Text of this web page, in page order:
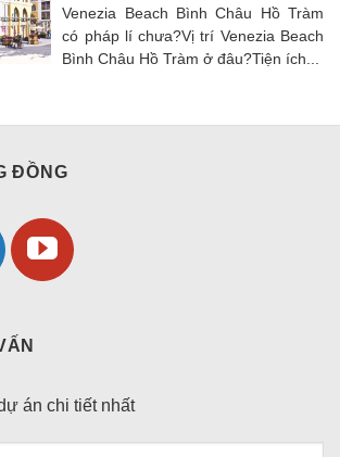
Venezia Beach Bình Châu Hồ Tràm
có pháp lí chưa?Vị trí Venezia Beach
Bình Châu Hồ Tràm ở đâu?Tiện ích...
ĐỒNG
án chi tiết nhất